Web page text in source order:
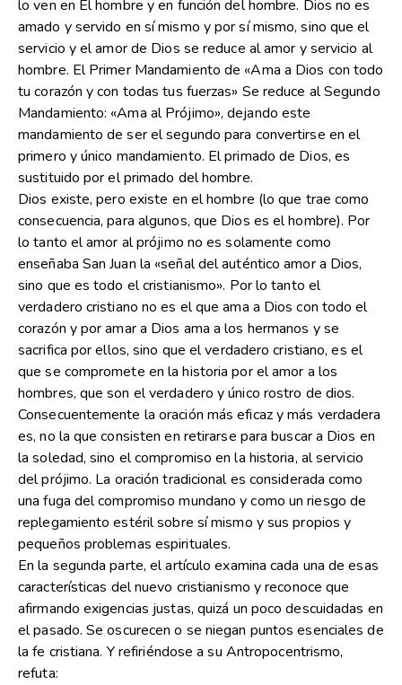
lo ven en El hombre y en función del hombre. Dios no es
amado y servido en sí mismo y por sí mismo, sino que el
servicio y el amor de Dios se reduce al amor y servicio al
hombre. El Primer Mandamiento de «Ama a Dios con todo
tu corazón y con todas tus fuerzas» Se reduce al Segundo
Mandamiento: «Ama al Prójimo», dejando este
mandamiento de ser el segundo para convertirse en el
primero y único mandamiento. El primado de Dios, es
sustituido por el primado del hombre.
Dios existe, pero existe en el hombre (lo que trae como
consecuencia, para algunos, que Dios es el hombre). Por
lo tanto el amor al prójimo no es solamente como
enseñaba San Juan la «señal del auténtico amor a Dios,
sino que es todo el cristianismo». Por lo tanto el
verdadero cristiano no es el que ama a Dios con todo el
corazón y por amar a Dios ama a los hermanos y se
sacrifica por ellos, sino que el verdadero cristiano, es el
que se compromete en la historia por el amor a los
hombres, que son el verdadero y único rostro de dios.
Consecuentemente la oración más eficaz y más verdadera
es, no la que consisten en retirarse para buscar a Dios en
la soledad, sino el compromiso en la historia, al servicio
del prójimo. La oración tradicional es considerada como
una fuga del compromiso mundano y como un riesgo de
replegamiento estéril sobre sí mismo y sus propios y
pequeños problemas espirituales.
En la segunda parte, el artículo examina cada una de esas
características del nuevo cristianismo y reconoce que
afirmando exigencias justas, quizá un poco descuidadas en
el pasado. Se oscurecen o se niegan puntos esenciales de
la fe cristiana. Y refiriéndose a su Antropocentrismo,
refuta: